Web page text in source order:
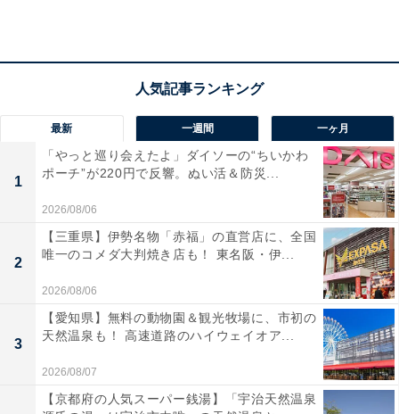
子どもの写真をアップしているのに不倫をしてい
る男性
「会社の男性上司（34歳）は、Facebookに奥さんへの
感謝や子どもの写真をアップしているのに、社内不倫を
している」
こう話すのは、男性の部下として働くB子（20代）さん
だ。彼女の上司は、Slack（社内チャットツール）のアイ
コンも、子どもを抱く自分の写真に設定している。
「Facebookや会社の飲み会などのオフィシャルな席で
は、妻に感謝とか、今日も娘を保育園に送ってから会社
最新 一週間 一ヶ月
1
「やっと巡り会えたよ」ダイソーの“ちいかわ
ポーチ”が220円で反響。ぬい活＆防災...
2026/08/06
2
【三重県】伊勢名物「赤福」の直営店に、全国
唯一のコメダ大判焼き店も！ 東名阪・伊...
2026/08/06
3
【愛知県】無料の動物園＆観光牧場に、市初の
天然温泉も！ 高速道路のハイウェイオア...
2026/08/07
【京都府の人気スーパー銭湯】「宇治天然温泉